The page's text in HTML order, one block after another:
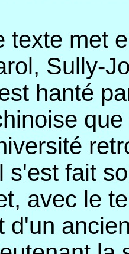
texte met
Sully-
hanté
s'est fait
avec le
d'un